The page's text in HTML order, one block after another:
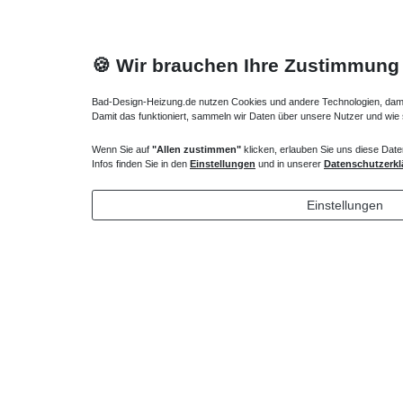
Heizkörper Ventil
135,00 € * 43,00
*inkl. ges.
🍪 Wir brauchen Ihre Zustimmung
Bad-Design-Heizung.de nutzen Cookies und andere Technologien,
Damit das funktioniert, sammeln wir Daten über unsere Nutzer und
Wenn Sie auf "Allen zustimmen" klicken, erlauben Sie uns diese
Infos finden Sie in den Einstellungen und in unserer
Einstellungen